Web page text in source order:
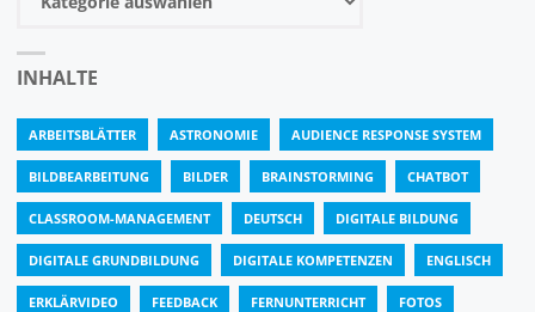
INHALTE
ARBEITSBLÄTTER ASTRONOMIE AUDIENCE RESPONSE SYSTEM
BILDBEARBEITUNG BILDER BRAINSTORMING CHATBOT
CLASSROOM-MANAGEMENT DEUTSCH DIGITALE BILDUNG
DIGITALE GRUNDBILDUNG DIGITALE KOMPETENZEN ENGLISCH
ERKLÄRVIDEO FEEDBACK FERNUNTERRICHT FOTOS